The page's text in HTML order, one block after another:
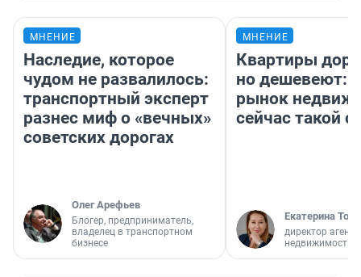
МНЕНИЕ
Наследие, которое
чудом не развалилось:
транспортный эксперт
разнес миф о «вечных»
советских дорогах
Олег Арефьев
Блогер, предприниматель,
владелец в транспортном
бизнесе
МНЕНИЕ
Квартиры
но дешевеют:
рынок
сейчас такой
Екатерина
директор
недвижимости